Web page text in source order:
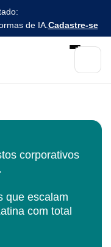
de IA. Cadastre-se
corporativos
que escalam
com total